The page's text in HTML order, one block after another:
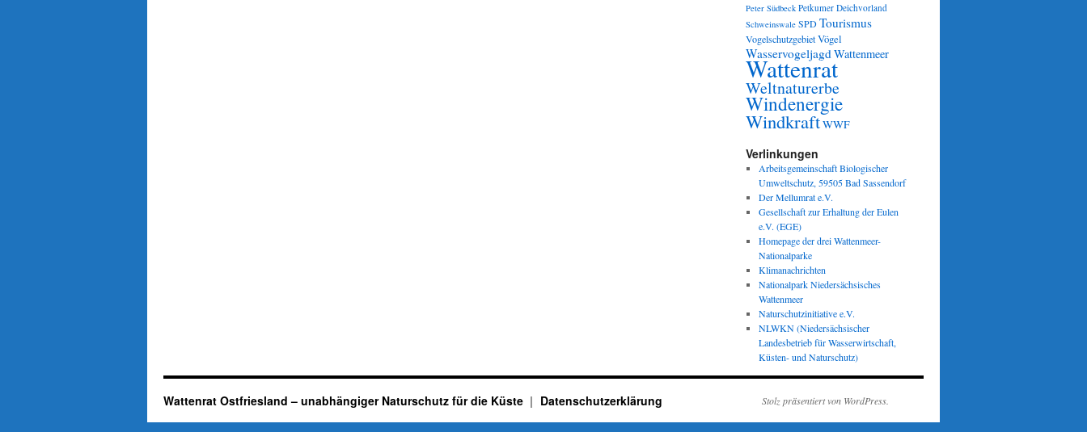
Peter Südbeck Petkumer Deichvorland
Schweinswale SPDTourismus
VogelschutzgebietVögel
WasservogeljagdWattenmeer
Wattenrat
Weltnaturerbe
Windenergie
WindkraftWWF
Verlinkungen
Arbeitsgemeinschaft Biologischer
Umweltschutz, 59505 Bad Sassendorf
Der Mellumrat e.V.
Gesellschaft zur Erhaltung der Eulen
e.V. (EGE)
Homepage der drei Wattenmeer-
Nationalparke
Klimanachrichten
Nationalpark Niedersächsisches
Wattenmeer
Naturschutzinitiative e.V.
NLWKN (Niedersächsischer
Landesbetrieb für Wasserwirtschaft,
Küsten- und Naturschutz)
Wattenrat Ostfriesland – unabhängiger Naturschutz für die Küste Datenschutzerklärung Stolz präsentiert von WordPress.